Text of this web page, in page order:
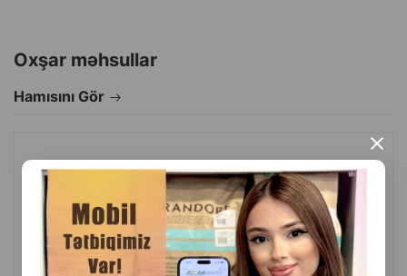
×
Oxşar məhsullar
Hamısını Gör
STEFANPLAST SUPER QUEEN BIOTUUALET, QAPALI PIŞIK
BIOTUUALETI, BOZ - 71X55X46,5 SM